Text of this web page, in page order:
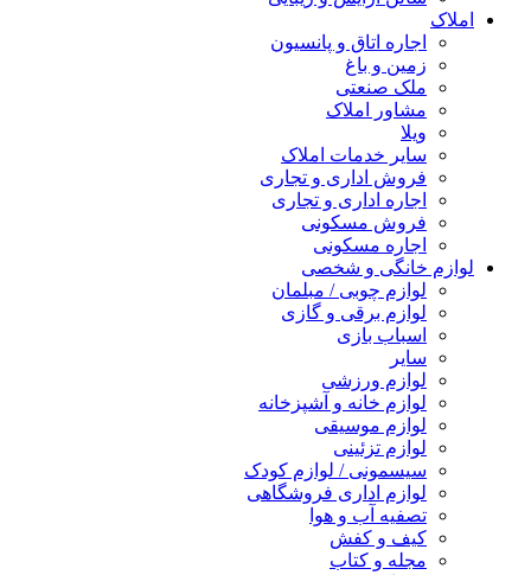
املاک
اجاره اتاق و پانسیون
زمین و باغ
ملک صنعتی
مشاور املاک
ویلا
سایر خدمات املاک
فروش اداری و تجاری
اجاره اداری و تجاری
فروش مسکونی
اجاره مسکونی
لوازم خانگی و شخصی
لوازم چوبی / مبلمان
لوازم برقی و گازی
اسباب بازی
سایر
لوازم ورزشی
لوازم خانه و آشپزخانه
لوازم موسیقی
لوازم تزئینی
سیسمونی / لوازم کودک
لوازم اداری فروشگاهی
تصفیه آب و هوا
کیف و کفش
مجله و کتاب